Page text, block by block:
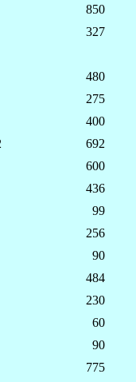
850
327
480
275
400
692
600
436
99
256
90
484
230
60
90
775